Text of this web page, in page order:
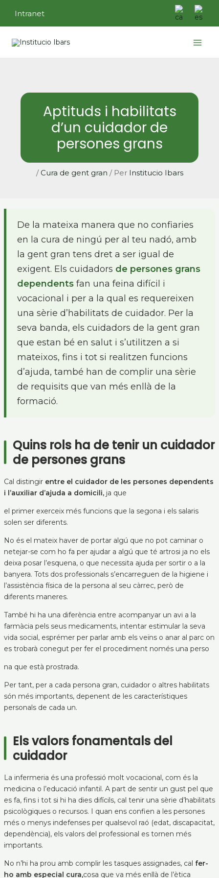
contingut
Intranet
Aptituds i habilitats
d’un cuidador de
persones grans
/ Cura de gent gran / Per Institucio Ibars
De la mateixa manera que no confiaries
en la cura de ningú per al teu nadó, amb
la gent gran tens dret a ser igual de
exigent. Els cuidadors de persones grans
dependentsfan una feina difícil i
vocacional i per a la qual es requereixen
una sèrie d’habilitats de cuidador. Per la
seva banda, els cuidadors de la gent gran
que estan bé en salut i s’utilitzen a si
mateixos, fins i tot si realitzen funcions
d’ajuda, també han de complir una sèrie
de requisits que van més enllà de la
formació.
Quins rols ha de tenir un cuidador
de persones grans
Cal distingir entre el cuidador de les persones dependents
i l’auxiliar d’ajuda a domicili,ja que
el primer exerceix més funcions que la segona i els salaris
solen ser diferents.
No és el mateix haver de portar algú que no pot caminar o
netejar-se com ho fa per ajudar a algú que té artrosi ja no els
deixa posar l’esquena, o que necessita ajuda per sortir o a la
banyera. Tots dos professionals s’encarreguen de la higiene i
l’assistència física de la persona al seu càrrec, però de
diferents maneres.
També hi ha una diferència entre acompanyar un avi a la
farmàcia pels seus medicaments, intentar estimular la seva
vida social, esprémer per parlar amb els veïns o anar al parc on
es trobarà conegut per fer el procediment només una perso
na que està prostrada.
Per tant, per a cada persona gran, cuidador o altres habilitats
són més importants, depenent de les característiques
personals de cada un.
Els valors fonamentals del
cuidador
La infermeria és una professió molt vocacional, com és la
medicina o l’educació infantil. A part de sentir un gust pel que
es fa, fins i tot si hi ha dies difícils, cal tenir una sèrie d’habilitats
psicològiques o recursos. I quan ens confien a les persones
més o menys indefenses per qualsevol raó (edat, discapacitat,
dependència), els valors del professional es tornen més
importants.
No n’hi ha prou amb complir les tasques assignades, cal fer-
ho amb especial cura,cosa que va més enllà de l’ètica